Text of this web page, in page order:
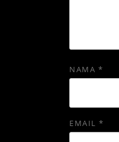
NAMA *
EMAIL *